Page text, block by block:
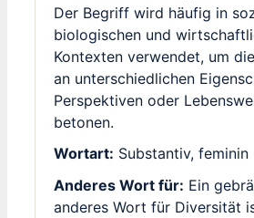
Der Begriff wird häufig in
biologischen und
Kontexten verwendet, um
an unterschiedlichen
Perspektiven oder
betonen.
Wortart: Substantiv, feminin
Anderes Wort für: Ein
anderes Wort für Diversität